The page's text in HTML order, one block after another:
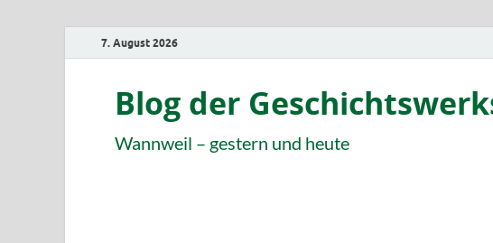
7. August 2026
Blog der
Wannweil – gestern und heute